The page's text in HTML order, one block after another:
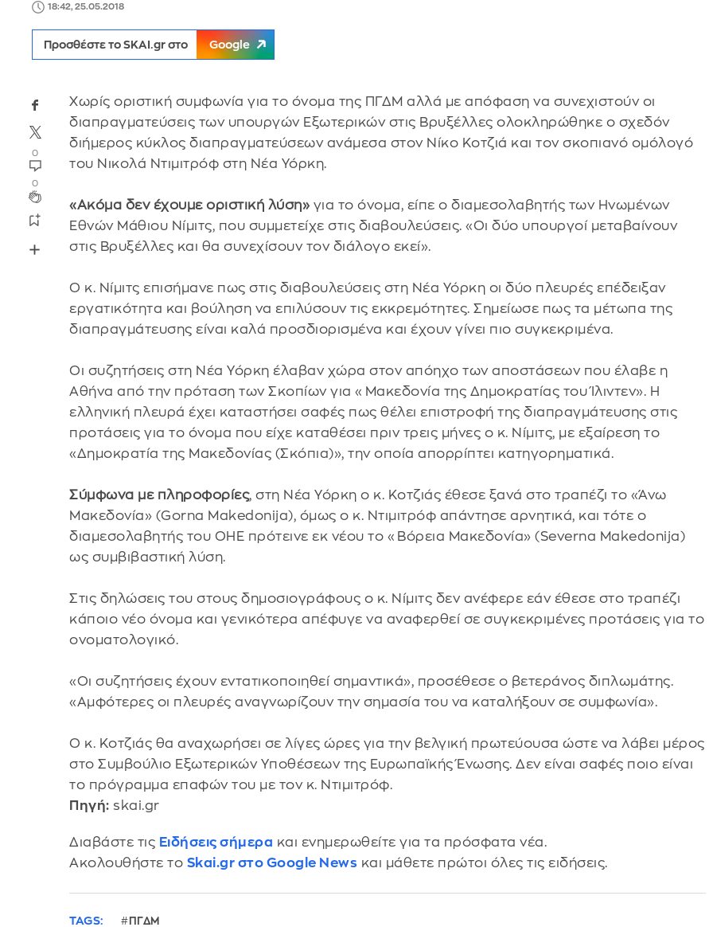
18:42, 25.05.2018
Προσθέστε το SKAI.gr στο Google
0
0
Χωρίς οριστική συμφωνία για το όνομα της ΠΓΔΜ αλλά με απόφαση να συνεχιστούν οι
διαπραγματεύσεις των υπουργών Εξωτερικών στις Βρυξέλλες ολοκληρώθηκε ο σχεδόν
διήμερος κύκλος διαπραγματεύσεων ανάμεσα στον Νίκο Κοτζιά και τον σκοπιανό ομόλογό
του Νικολά Ντιμιτρόφ στη Νέα Υόρκη.
«Ακόμα δεν έχουμε οριστική λύση» για το όνομα, είπε ο διαμεσολαβητής των Ηνωμένων
Εθνών Μάθιου Νίμιτς, που συμμετείχε στις διαβουλεύσεις. «Οι δύο υπουργοί μεταβαίνουν
στις Βρυξέλλες και θα συνεχίσουν τον διάλογο εκεί».
Ο κ. Νίμιτς επισήμανε πως στις διαβουλεύσεις στη Νέα Υόρκη οι δύο πλευρές επέδειξαν
εργατικότητα και βούληση να επιλύσουν τις εκκρεμότητες. Σημείωσε πως τα μέτωπα της
διαπραγμάτευσης είναι καλά προσδιορισμένα και έχουν γίνει πιο συγκεκριμένα.
Οι συζητήσεις στη Νέα Υόρκη έλαβαν χώρα στον απόηχο των αποστάσεων που έλαβε η
Αθήνα από την πρόταση των Σκοπίων για «Μακεδονία της Δημοκρατίας του Ίλιντεν». Η
ελληνική πλευρά έχει καταστήσει σαφές πως θέλει επιστροφή της διαπραγμάτευσης στις
προτάσεις για το όνομα που είχε καταθέσει πριν τρεις μήνες ο κ. Νίμιτς, με εξαίρεση το
«Δημοκρατία της Μακεδονίας (Σκόπια)», την οποία απορρίπτει κατηγορηματικά.
Σύμφωνα με πληροφορίες, στη Νέα Υόρκη ο κ. Κοτζιάς έθεσε ξανά στο τραπέζι το «Άνω
Μακεδονία» (Gorna Makedonija), όμως ο κ. Ντιμιτρόφ απάντησε αρνητικά, και τότε ο
διαμεσολαβητής του ΟΗΕ πρότεινε εκ νέου το «Βόρεια Μακεδονία» (Severna Makedonija)
ως συμβιβαστική λύση.
Στις δηλώσεις του στους δημοσιογράφους ο κ. Νίμιτς δεν ανέφερε εάν έθεσε στο τραπέζι
κάποιο νέο όνομα και γενικότερα απέφυγε να αναφερθεί σε συγκεκριμένες προτάσεις για το
ονοματολογικό.
«Οι συζητήσεις έχουν εντατικοποιηθεί σημαντικά», προσέθεσε ο βετεράνος διπλωμάτης.
«Αμφότερες οι πλευρές αναγνωρίζουν την σημασία του να καταλήξουν σε συμφωνία».
Ο κ. Κοτζιάς θα αναχωρήσει σε λίγες ώρες για την βελγική πρωτεύουσα ώστε να λάβει μέρος
στο Συμβούλιο Εξωτερικών Υποθέσεων της Ευρωπαϊκής Ένωσης. Δεν είναι σαφές ποιο είναι
το πρόγραμμα επαφών του με τον κ. Ντιμιτρόφ.
Πηγή: skai.gr
Διαβάστε τις Ειδήσεις σήμερα και ενημερωθείτε για τα πρόσφατα νέα.
Ακολουθήστε το Skai.gr στο Google News και μάθετε πρώτοι όλες τις ειδήσεις.
TAGS: ΠΓΔΜ